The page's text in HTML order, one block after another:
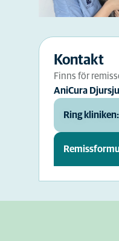
Kontakt
Finns för
AniCura
Ring